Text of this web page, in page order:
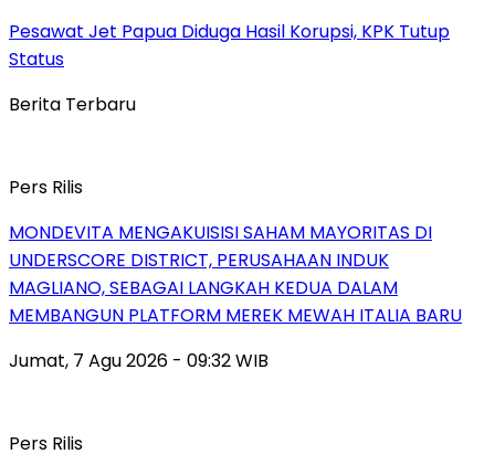
Pesawat Jet Papua Diduga Hasil Korupsi, KPK Tutup
Status
Berita Terbaru
Pers Rilis
MONDEVITA MENGAKUISISI SAHAM MAYORITAS DI
UNDERSCORE DISTRICT, PERUSAHAAN INDUK
MAGLIANO, SEBAGAI LANGKAH KEDUA DALAM
MEMBANGUN PLATFORM MEREK MEWAH ITALIA BARU
Jumat, 7 Agu 2026 - 09:32 WIB
Pers Rilis